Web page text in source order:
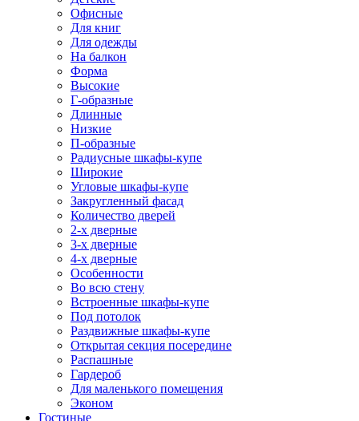
Офисные
Для книг
Для одежды
На балкон
Форма
Высокие
Г-образные
Длинные
Низкие
П-образные
Радиусные шкафы-купе
Широкие
Угловые шкафы-купе
Закругленный фасад
Количество дверей
2-х дверные
3-х дверные
4-х дверные
Особенности
Во всю стену
Встроенные шкафы-купе
Под потолок
Раздвижные шкафы-купе
Открытая секция посередине
Распашные
Гардероб
Для маленького помещения
Эконом
Гостиные